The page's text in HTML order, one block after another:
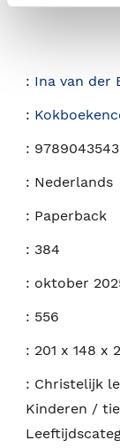
: Ina van der
:
:
: Nederlands
: Paperback
: 384
: oktober
: 556
: 201 x 148 x
: Christelijk
Kinderen /